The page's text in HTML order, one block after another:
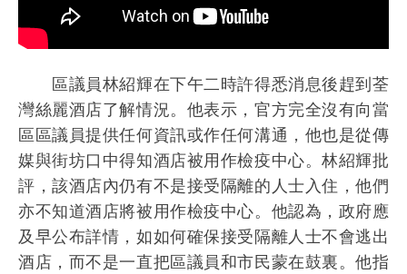
區議員林紹輝在下午二時許得悉消息後趕到荃
灣絲麗酒店了解情況。他表示，官方完全沒有向當
區區議員提供任何資訊或作任何溝通，他也是從傳
媒與街坊口中得知酒店被用作檢疫中心。林紹輝批
評，該酒店內仍有不是接受隔離的人士入住，他們
亦不知道酒店將被用作檢疫中心。他認為，政府應
及早公布詳情，如如何確保接受隔離人士不會逃出
酒店，而不是一直把區議員和市民蒙在鼓裏。他指